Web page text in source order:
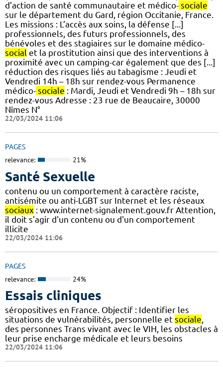
d’action de santé communautaire et médico- sociale
sur le département du Gard, région Occitanie, France.
Les missions : L’accès aux soins, la défense [...]
professionnels, des futurs professionnels, des
bénévoles et des stagiaires sur le domaine médico-
social et la prostitution ainsi que des interventions à
proximité avec un camping-car également que des [...]
réduction des risques liés au tabagisme : Jeudi et
Vendredi 14h – 18h sur rendez-vous Permanence
médico- sociale : Mardi, Jeudi et Vendredi 9h – 18h sur
rendez-vous Adresse : 23 rue de Beaucaire, 30000
Nîmes N°
22/03/2024 11:06
PAGES
relevance: 21%
Santé Sexuelle
contenu ou un comportement à caractère raciste,
antisémite ou anti-LGBT sur Internet et les réseaux
sociaux : www.internet-signalement.gouv.fr Attention,
il doit s'agir d'un contenu ou d'un comportement
illicite
22/03/2024 11:06
PAGES
relevance: 24%
Essais cliniques
séropositives en France. Objectif : Identifier les
situations de vulnérabilités, personnelle et sociale,
des personnes Trans vivant avec le VIH, les obstacles à
leur prise encharge médicale et leurs besoins
22/03/2024 11:06